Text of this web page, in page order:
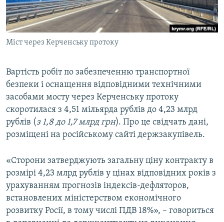
ВІДЕОУРОКИ «ELIFBE»
СВІДЧЕННЯ ОКУПАЦІЇ
УКРАЇНСЬКА ПРОБЛЕМА КРИМУ
Русский
Qırımtatar
Усі сайти RFE/RL
Міст через Керченську протоку
Вартість робіт по забезпеченню транспортної
безпеки і оснащення відповідними технічними
засобами мосту через Керченську протоку
скоротилася з 4,51 мільярда рублів до 4,23 млрд
рублів (з 1,8 до 1,7 млрд грн). Про це свідчать дані,
розміщені на російському сайті держзакупівель.
«Сторони затверджують загальну ціну контракту в
розмірі 4,23 млрд рублів у цінах відповідних років з
урахуванням прогнозів індексів-дефляторов,
встановлених міністерством економічного
розвитку Росії, в тому числі ПДВ 18%», – говориться